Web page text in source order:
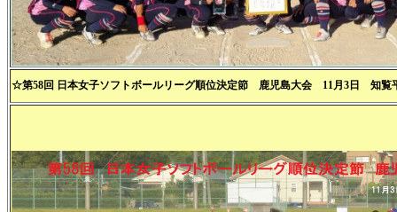
☆第58回 日本女子ソフトボールリーグ順位決定節 鹿児島大会 11月3日 知覧